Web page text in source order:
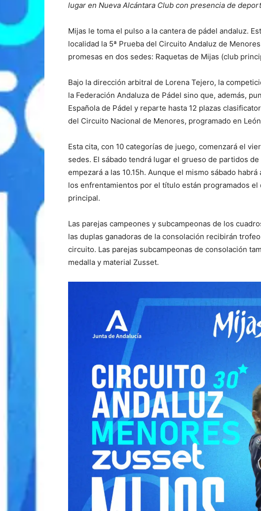
lugar en Nueva Alcántara Club con presencia de
Mijas le toma el pulso a la cantera de pádel andaluz.
localidad la 5ª Prueba del Circuito Andaluz de
promesas en dos sedes: Raquetas de Mijas (club
Bajo la dirección arbitral de Lorena Tejero, la
la Federación Andaluza de Pádel sino que, además,
Española de Pádel y reparte hasta 12 plazas
del Circuito Nacional de Menores, programado en
Esta cita, con 10 categorías de juego, comenzará el
sedes. El sábado tendrá lugar el grueso de partidos
empezará a las 10.15h. Aunque el mismo sábado
los enfrentamientos por el título están programados el
principal.
Las parejas campeones y subcampeonas de los
las duplas ganadoras de la consolación recibirán
circuito. Las parejas subcampeonas de consolación
medalla y material Zusset.